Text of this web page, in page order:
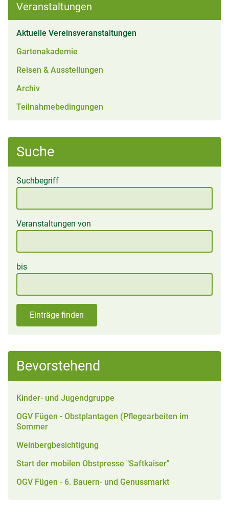
Veranstaltungen
Aktuelle Vereinsveranstaltungen
Gartenakademie
Reisen & Ausstellungen
Archiv
Teilnahmebedingungen
Suche
Suchbegriff
Veranstaltungen von
bis
Einträge finden
Bevorstehend
Kinder- und Jugendgruppe
OGV Fügen - Obstplantagen (Pflegearbeiten im
Sommer
Weinbergbesichtigung
Start der mobilen Obstpresse "Saftkaiser"
OGV Fügen - 6. Bauern- und Genussmarkt